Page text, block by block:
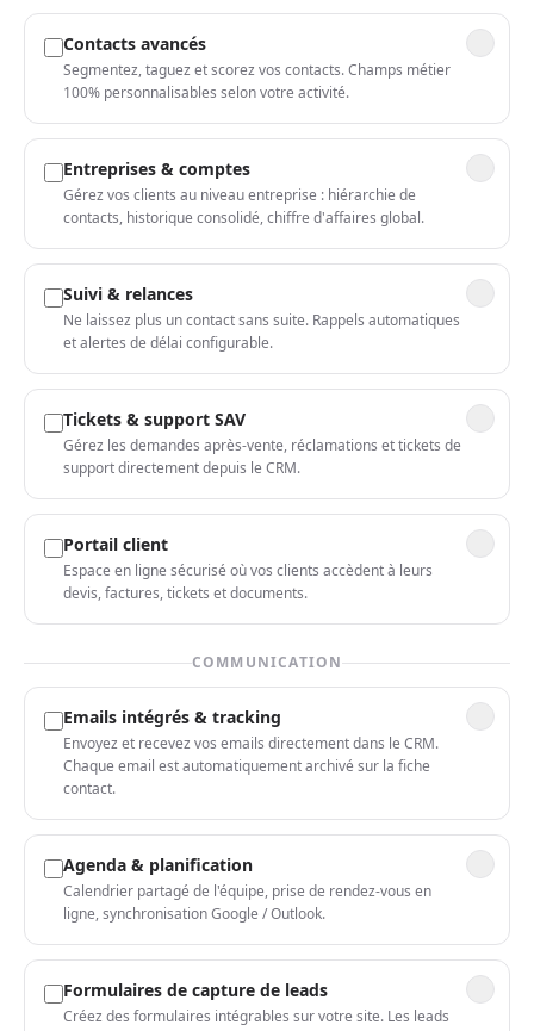
Contacts avancés
Segmentez, taguez et scorez vos contacts. Champs métier
100% personnalisables selon votre activité.
Entreprises & comptes
Gérez vos clients au niveau entreprise : hiérarchie de
contacts, historique consolidé, chiffre d'affaires global.
Suivi & relances
Ne laissez plus un contact sans suite. Rappels automatiques
et alertes de délai configurable.
Tickets & support SAV
Gérez les demandes après-vente, réclamations et tickets de
support directement depuis le CRM.
Portail client
Espace en ligne sécurisé où vos clients accèdent à leurs
devis, factures, tickets et documents.
COMMUNICATION
Emails intégrés & tracking
Envoyez et recevez vos emails directement dans le CRM.
Chaque email est automatiquement archivé sur la fiche
contact.
Agenda & planification
Calendrier partagé de l'équipe, prise de rendez-vous en
ligne, synchronisation Google / Outlook.
Formulaires de capture de leads
Créez des formulaires intégrables sur votre site. Les leads